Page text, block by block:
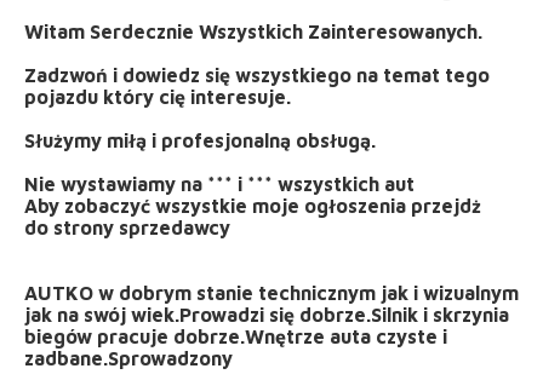
Witam Serdecznie Wszystkich Zainteresowanych.
Zadzwoń i dowiedz się wszystkiego na temat tego
pojazdu który cię interesuje.
Służymy miłą i profesjonalną obsługą.
Nie wystawiamy na *** i *** wszystkich aut
Aby zobaczyć wszystkie moje ogłoszenia przejdż
do strony sprzedawcy
AUTKO w dobrym stanie technicznym jak i wizualnym
jak na swój wiek.Prowadzi się dobrze.Silnik i skrzynia
biegów pracuje dobrze.Wnętrze auta czyste i
zadbane.Sprowadzony